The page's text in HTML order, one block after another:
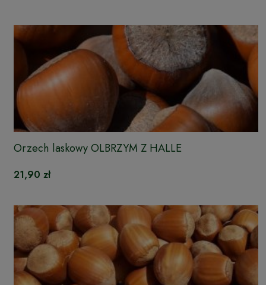
Orzech laskowy OLBRZYM Z HALLE
21,90 zł